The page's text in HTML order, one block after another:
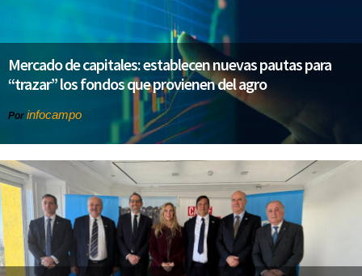
Mercado de capitales: establecen nuevas pautas para
“trazar” los fondos que provienen del agro
Por infocampo